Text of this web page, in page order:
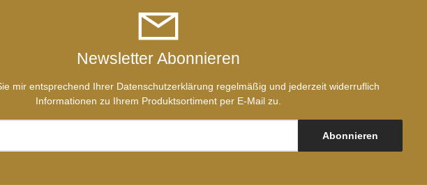
Newsletter Abonnieren
mir entsprechend Ihrer Datenschutzerklärung regelmäßig und jederzeit widerruflich
Informationen zu Ihrem Produktsortiment per E-Mail zu.
Abonnieren